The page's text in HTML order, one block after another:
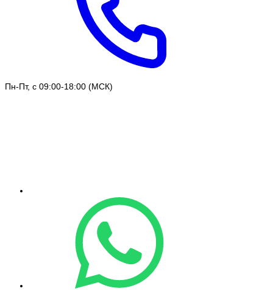
Пн-Пт, с 09:00-18:00 (МСК)